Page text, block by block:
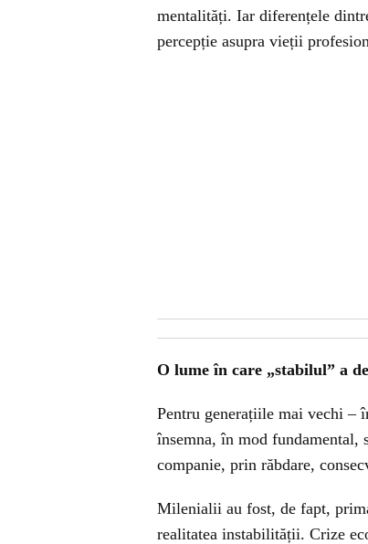
mentalități. Iar diferențele
percepție asupra vieții
O lume în care „stabilul” a
Pentru generațiile mai vechi –
însemna, în mod
companie, prin răbdare,
Milenialii au fost, de fapt,
realitatea instabilității. Crize